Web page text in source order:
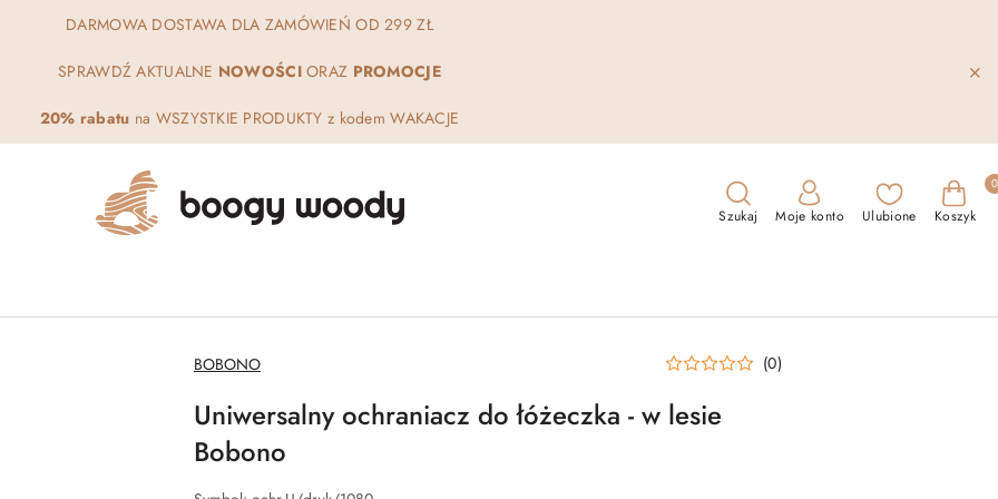
DARMOWA DOSTAWA DLA ZAMÓWIEŃ OD 299 ZŁ
SPRAWDŹ AKTUALNE NOWOŚCIORAZ PROMOCJE
20% rabatu na WSZYSTKIE PRODUKTY z kodem WAKACJE
Szukaj Moje konto Ulubione Koszyk
0
NAZWA
PRODUCENTA:
BOBONO (0)
Uniwersalny ochraniacz do łóżeczka - w lesie
Bobono